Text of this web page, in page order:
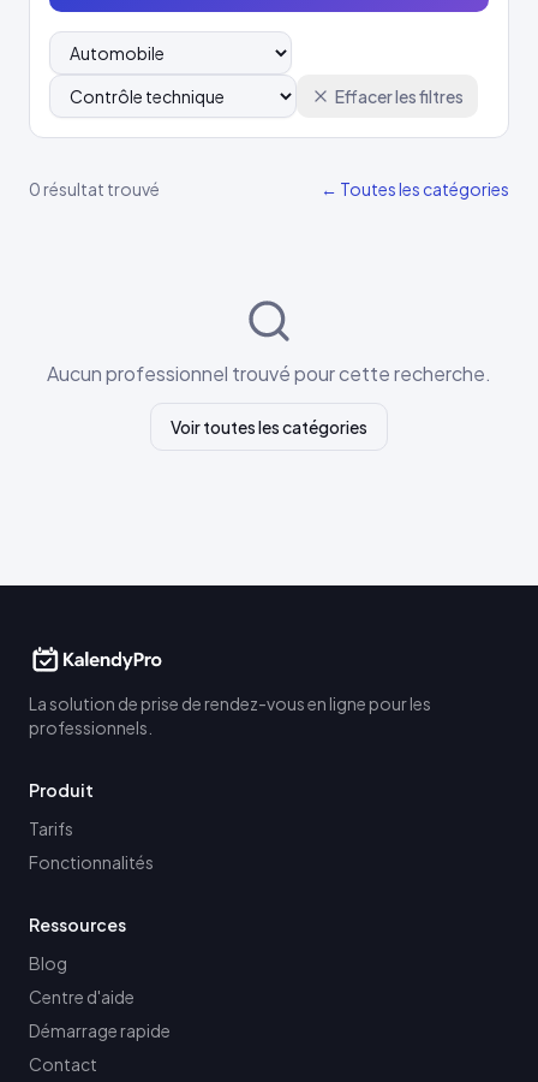
Effacer les filtres
0 résultat trouvé ← Toutes les catégories
Aucun professionnel trouvé pour cette recherche.
Voir toutes les catégories
La solution de prise de rendez-vous en ligne pour les
professionnels.
Produit
Tarifs
Fonctionnalités
Ressources
Blog
Centre d'aide
Démarrage rapide
Contact